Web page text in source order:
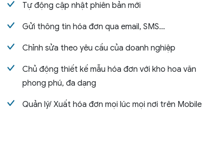
Tự động cập nhật phiên bản mới
Gửi thông tin hóa đơn qua email, SMS…
Chỉnh sửa theo yêu cầu của doanh nghiệp
Chủ động thiết kế mẫu hóa đơn với kho hoa văn
phong phú, đa dạng
Quản lý/ Xuất hóa đơn mọi lúc mọi nơi trên Mobile